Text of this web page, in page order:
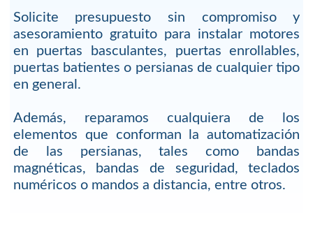
Solicite presupuesto sin compromiso y
asesoramiento gratuito para instalar motores
en puertas basculantes, puertas enrollables,
puertas batientes o persianas de cualquier tipo
en general.
Además, reparamos cualquiera de los
elementos que conforman la automatización
de las persianas, tales como bandas
magnéticas, bandas de seguridad, teclados
numéricos o mandos a distancia, entre otros.